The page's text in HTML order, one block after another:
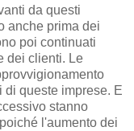
da questi
anche prima dei
poi continuati
dei clienti. Le
di queste imprese. E
stanno
l'aumento dei